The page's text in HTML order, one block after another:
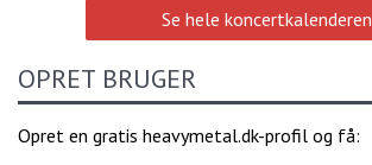
Se hele koncertkalenderen
OPRET BRUGER
Opret en gratis heavymetal.dk-profil og få: